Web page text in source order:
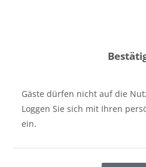
Gäste dürfen nicht auf die
Loggen Sie sich mit Ihren
ein.